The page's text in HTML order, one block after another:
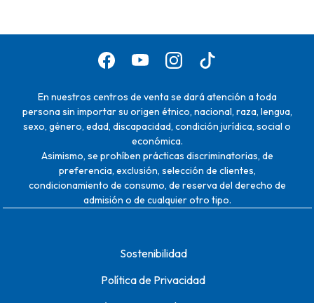
En nuestros centros de venta se dará atención a toda
persona sin importar su origen étnico, nacional, raza, lengua,
sexo, género, edad, discapacidad, condición jurídica, social o
económica.
Asimismo, se prohíben prácticas discriminatorias, de
preferencia, exclusión, selección de clientes,
condicionamiento de consumo, de reserva del derecho de
admisión o de cualquier otro tipo.
Sostenibilidad
Política de Privacidad